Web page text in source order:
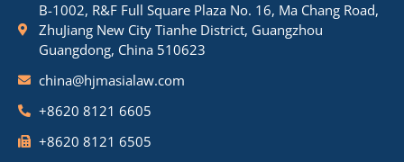
B-1002, R&F Full Square Plaza No. 16, Ma Chang Road,
ZhuJiang New City Tianhe District, Guangzhou
Guangdong, China 510623
china@hjmasialaw.com
+8620 8121 6605
+8620 8121 6505